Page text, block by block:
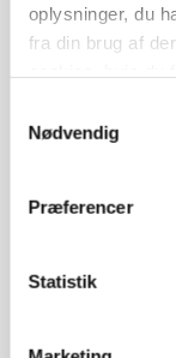
oplysninger, du
fra din brug af
Nødvendig
Præferencer
Statistik